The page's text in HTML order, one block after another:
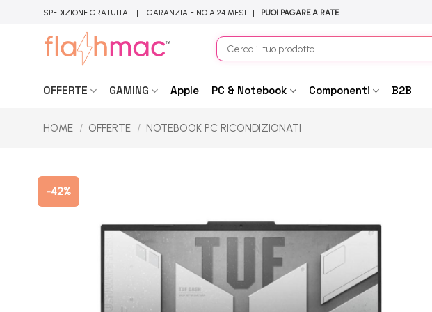
SPEDIZIONE GRATUITA | GARANZIA FINO A 24 MESI | PUOI PAGARE A RATE
Cerca:
OFFERTE GAMING Apple PC & Notebook Componenti B2B
HOME / OFFERTE / NOTEBOOK PC RICONDIZIONATI
-42%